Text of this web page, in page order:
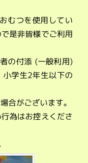
むつを使用してい
是非皆様でご利用
の付添 (一般利用)
学生2年生以下の
合がございます。
為はお控えくださ